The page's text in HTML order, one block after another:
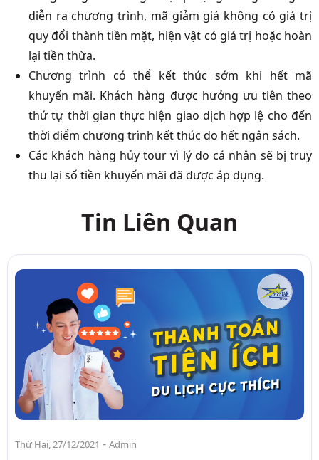
diễn ra chương trình, mã giảm giá không có giá trị
quy đổi thành tiền mặt, hiện vật có giá trị hoặc hoàn
lại tiền thừa.
Chương trình có thể kết thúc sớm khi hết mã
khuyến mãi. Khách hàng được hưởng ưu tiên theo
thứ tự thời gian thực hiện giao dịch hợp lệ cho đến
thời điểm chương trình kết thúc do hết ngân sách.
Các khách hàng hủy tour vì lý do cá nhân sẽ bị truy
thu lại số tiền khuyến mãi đã được áp dụng.
Tin Liên Quan
Thứ Hai, 27/12/2021 - Admin